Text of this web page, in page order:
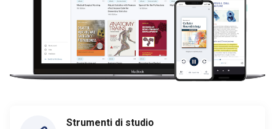
Strumenti di studio